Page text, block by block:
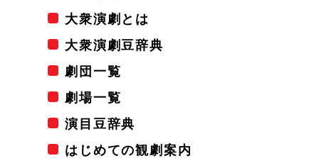
大衆演劇とは
大衆演劇豆辞典
劇団一覧
劇場一覧
演目豆辞典
はじめての観劇案内